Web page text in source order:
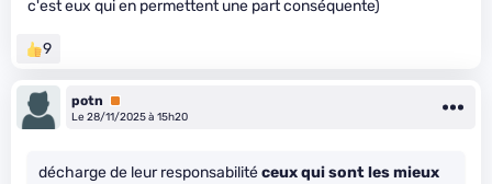
c'est eux qui en permettent une part conséquente)
9
potn
Premium
Le 28/11/2025 à 15h20
décharge de leur responsabilitéceux qui sont les mieux